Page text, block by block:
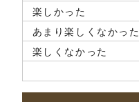
楽しかった
あまり楽しくなかった
楽しくなかった